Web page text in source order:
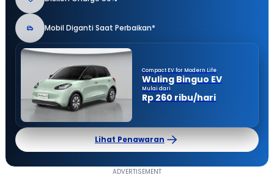
Mobil Diganti Saat Perbaikan*
Compact EV for Modern Life
Wuling Binguo EV
Mulai dari
Rp 260 ribu/hari
Lihat Penawaran